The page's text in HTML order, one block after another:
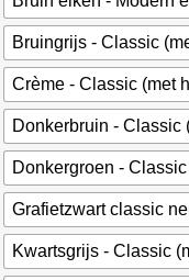
Bruingrijs - Classic
Crème - Classic (met
Donkerbruin - Classic
Donkergroen -
Grafietzwart classic
Kwartsgrijs - Classic